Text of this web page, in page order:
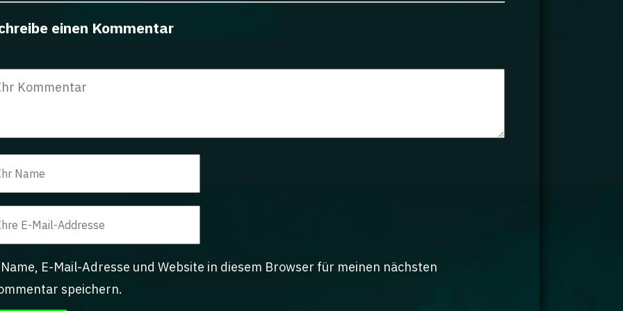
einen Kommentar
Name, E-Mail-Adresse und Website in diesem Browser für meinen nächsten
speichern.